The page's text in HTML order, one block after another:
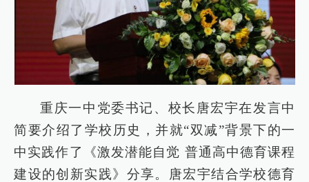
重庆一中党委书记、校长唐宏宇在发言中
简要介绍了学校历史，并就“双减”背景下的一
中实践作了《激发潜能自觉 普通高中德育课程
建设的创新实践》分享。唐宏宇结合学校德育